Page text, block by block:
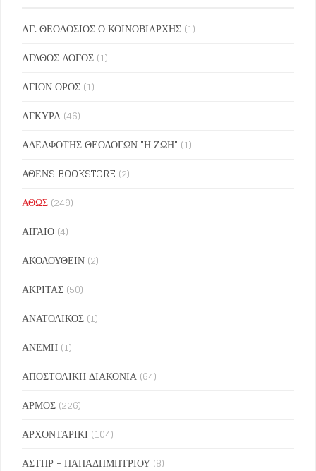
ΑΓ. ΘΕΟΔΟΣΙΟΣ Ο ΚΟΙΝΟΒΙΑΡΧΗΣ (1)
ΑΓΑΘΟΣ ΛΟΓΟΣ (1)
ΑΓΙΟΝ ΟΡΟΣ (1)
ΑΓΚΥΡΑ (46)
ΑΔΕΛΦΟΤΗΣ ΘΕΟΛΟΓΩΝ "Η ΖΩΗ" (1)
ΑΘΕΝS BOOKSTORE (2)
ΑΘΩΣ (249)
ΑΙΓΑΙΟ (4)
ΑΚΟΛΟΥΘΕΙΝ (2)
ΑΚΡΙΤΑΣ (50)
ΑΝΑΤΟΛΙΚΟΣ (1)
ΑΝΕΜΗ (1)
ΑΠΟΣΤΟΛΙΚΗ ΔΙΑΚΟΝΙΑ (64)
ΑΡΜΟΣ (226)
ΑΡΧΟΝΤΑΡΙΚΙ (104)
ΑΣΤΗΡ - ΠΑΠΑΔΗΜΗΤΡΙΟΥ (8)